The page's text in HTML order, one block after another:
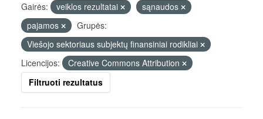
Gairės: veiklos rezultatai
sąnaudos
pajamos
Grupės:
Viešojo sektoriaus subjektų finansiniai rodikliai
Licencijos:
Creative Commons Attribution
Filtruoti rezultatus